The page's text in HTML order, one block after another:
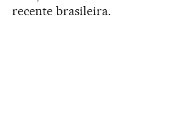
recente brasileira.